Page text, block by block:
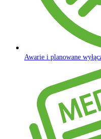
Awarie i planowane